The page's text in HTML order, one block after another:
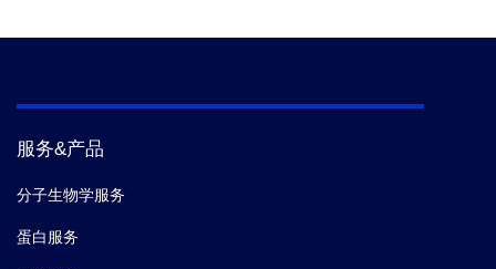
服务&产品
分子生物学服务
蛋白服务